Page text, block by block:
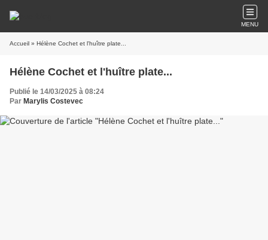
MENU
Accueil » Hélène Cochet et l'huître plate...
Hélène Cochet et l'huître plate...
Publié le 14/03/2025 à 08:24
Par Marylis Costevec